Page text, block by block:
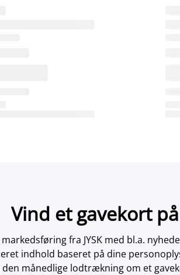
Vind et gavekort på
fra JYSK med bl.a.
indhold baseret på dine
månedlige lodtrækning om et